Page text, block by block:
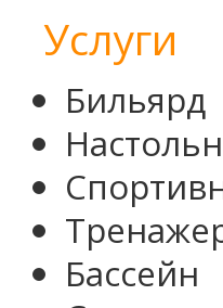
Услуги
Бильярд
Бассейн